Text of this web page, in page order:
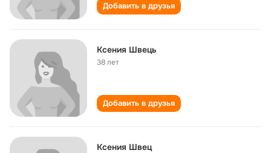
Добавить в друзья
Ксения Швець
38 лет
Добавить в друзья
Ксения Швец